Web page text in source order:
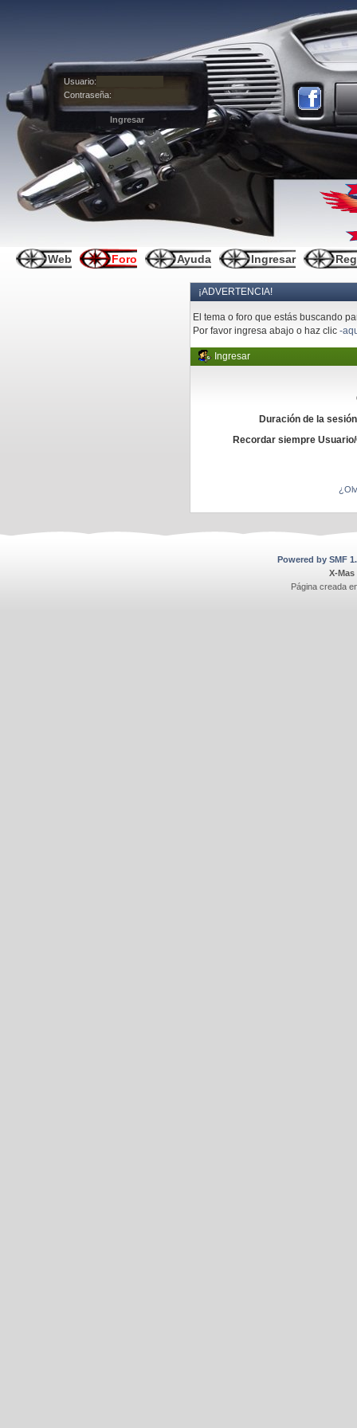
Usuario:
Contraseña:
Web Foro Ayuda Ingresar
¡ADVERTENCIA!
El tema o foro que estás buscando
Por favor ingresa abajo o haz clic-
Ingresar
Duración de la
Recordar siempre
Powered by SMF
X-Mas
Página creada